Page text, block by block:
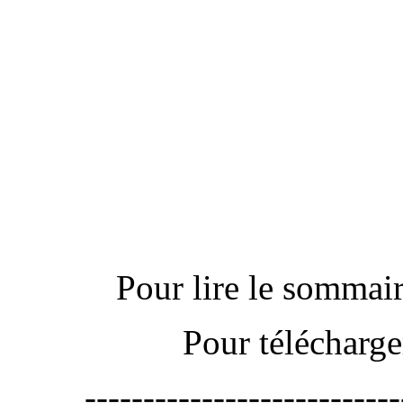
Pour lire le
Pour